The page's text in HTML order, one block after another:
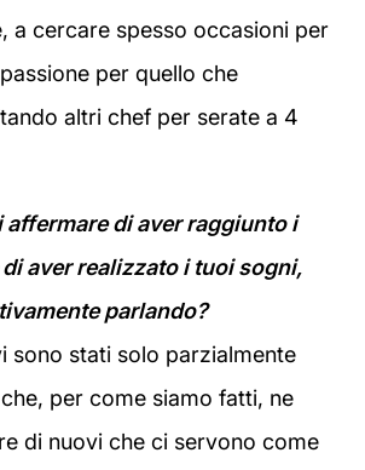
a cercare spesso occasioni per
per quello che
altri chef per serate a 4
di aver raggiunto i
aver realizzato i tuoi sogni,
parlando?
sono stati solo parzialmente
per come siamo fatti, ne
di nuovi che ci servono come